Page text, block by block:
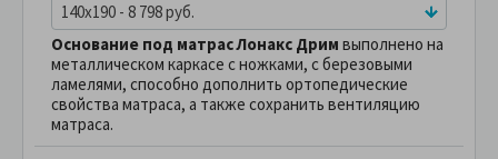
140x190 - 8 798 руб.
Основание под матрас Лонакс Дрим выполнено на
металлическом каркасе с ножками, с березовыми
ламелями, способно дополнить ортопедические
свойства матраса, а также сохранить вентиляцию
матраса.